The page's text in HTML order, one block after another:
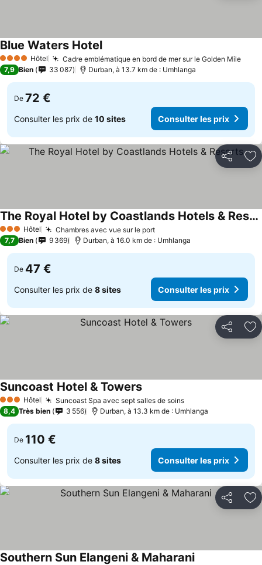
4 Étoiles Hôtel Cadre emblématique en bord de mer sur le Golden Mile
Blue Waters Hotel
7,9 Bien 33 087 Durban, à 13.7 km de : Umhlanga
De 72 €
Consulter les prix de 10 sites Consulter les prix
Partager
3 ÉtoilesHôtel Chambres avec vue sur le port
The Royal Hotel by Coastlands Hotels & Resorts
7,7 Bien 9 369 Durban, à 16.0 km de : Umhlanga
De 47 €
Consulter les prix de 8 sites Consulter les prix
Partager
3 ÉtoilesHôtel Suncoast Spa avec sept salles de soins
Suncoast Hotel & Towers
8,4 Très bien 3 556 Durban, à 13.3 km de : Umhlanga
De 110 €
Consulter les prix de 8 sites Consulter les prix
Partager
Southern Sun Elangeni & Maharani